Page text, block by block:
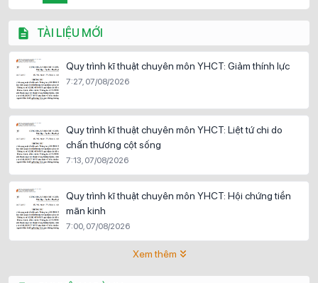
TÀI LIỆU MỚI
Quy trình kĩ thuật chuyên môn YHCT: Giảm thính lực
7:27, 07/08/2026
Quy trình kĩ thuật chuyên môn YHCT: Liệt tứ chi do
chấn thương cột sống
7:13, 07/08/2026
Quy trình kĩ thuật chuyên môn YHCT: Hội chứng tiền
mãn kinh
7:00, 07/08/2026
Xem thêm